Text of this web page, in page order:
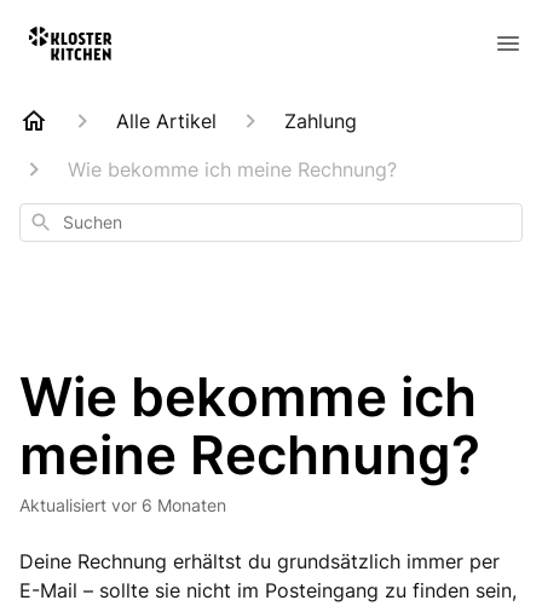
Alle Artikel
Zahlung
Wie bekomme ich meine Rechnung?
Suchen
Wie bekomme ich
meine Rechnung?
Aktualisiert vor 6 Monaten
Deine Rechnung erhältst du grundsätzlich immer per
E-Mail – sollte sie nicht im Posteingang zu finden sein,